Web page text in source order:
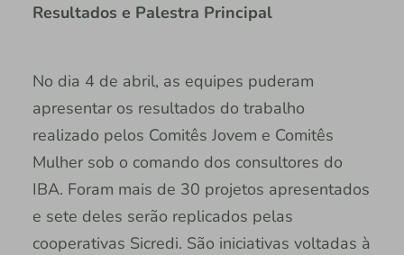
Resultados e Palestra Principal
No dia 4 de abril, as equipes puderam
apresentar os resultados do trabalho
realizado pelos Comitês Jovem e Comitês
Mulher sob o comando dos consultores do
IBA. Foram mais de 30 projetos apresentados
e sete deles serão replicados pelas
cooperativas Sicredi. São iniciativas voltadas à